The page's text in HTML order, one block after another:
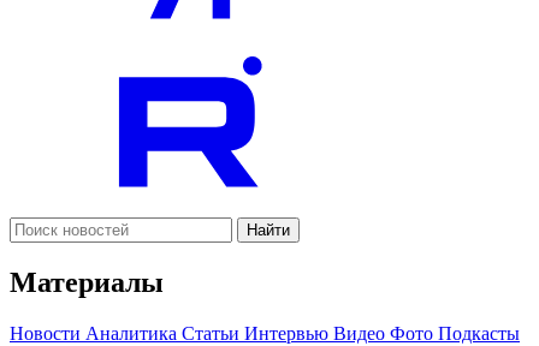
Найти
Материалы
Новости Аналитика Статьи Интервью Видео Фото Подкасты